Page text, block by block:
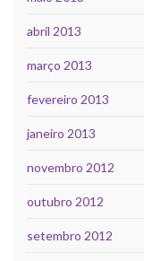
abril 2013
março 2013
fevereiro 2013
janeiro 2013
novembro 2012
outubro 2012
setembro 2012